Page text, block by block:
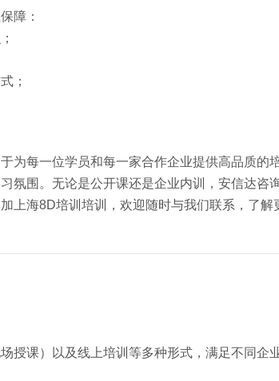
障：
；
为每一位学员和每一家合作企业提供高品质的
氛围。无论是公开课还是企业内训，安信达咨
上海8D培训培训，欢迎随时与我们联系，了解
授课）以及线上培训等多种形式，满足不同企